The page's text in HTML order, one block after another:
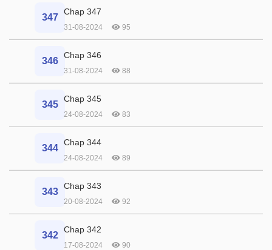
347
Chap 347
31-08-2024 95
346
Chap 346
31-08-2024 88
345
Chap 345
24-08-2024 83
344
Chap 344
24-08-2024 89
343
Chap 343
20-08-2024 92
342
Chap 342
17-08-2024 90